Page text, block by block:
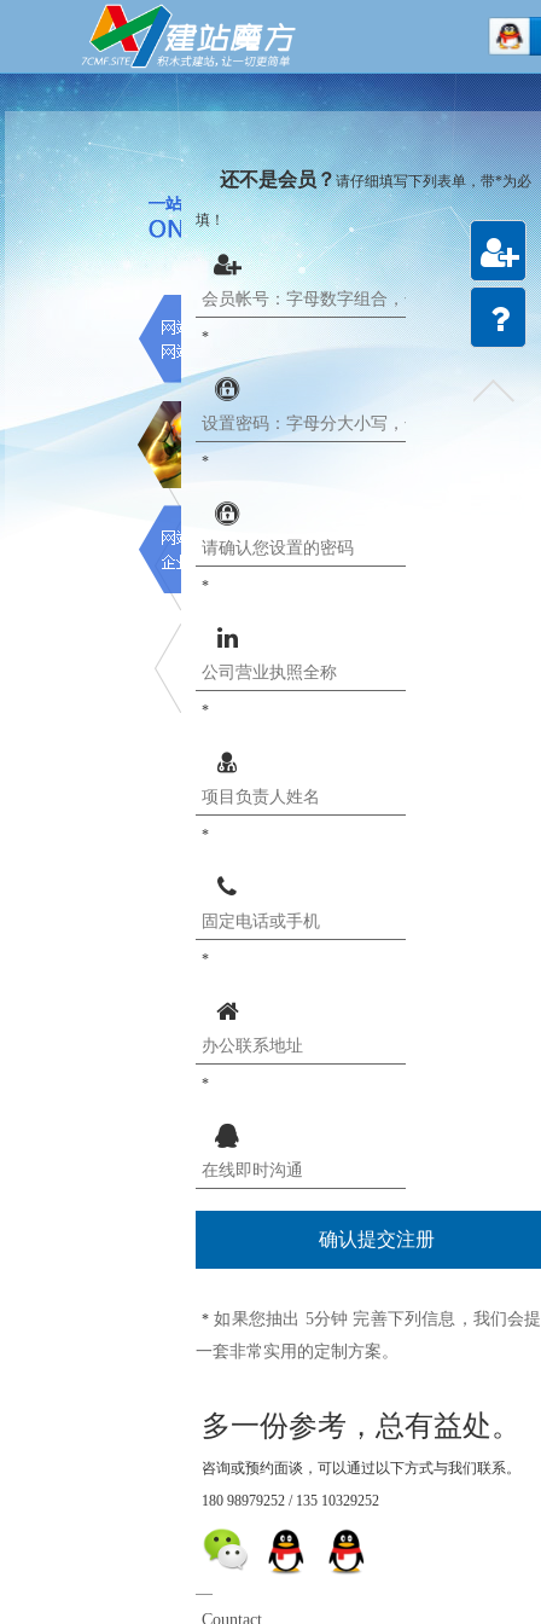
还不是会员？请仔细填写下列表单，带*为必
填！
*
*
*
*
*
*
*
* 如果您抽出 5分钟 完善下列信息，我们会
一套非常实用的定制方案。
1、只需要开通模版，我熟
多一份参考，总有益处。
咨询或预约面谈，可以通过以下方式与我们联系。
180 98979252 / 135 10329252
—
Countact.
注册
会员
建站
教程